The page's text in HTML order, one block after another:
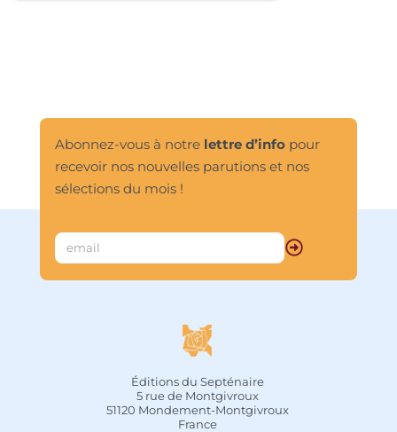
Abonnez-vous à notre lettre d’infopour
recevoir nos nouvelles parutions et nos
sélections du mois !
Éditions du Septénaire
5 rue de Montgivroux
51120 Mondement-Montgivroux
France